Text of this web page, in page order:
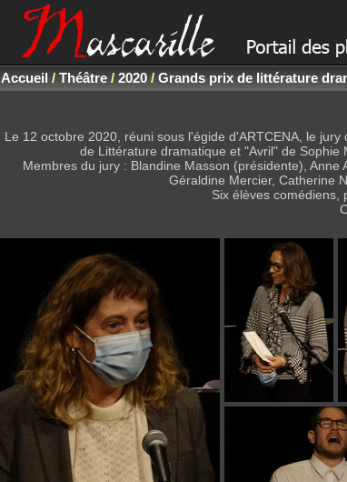
Accueil/ Théâtre/ 2020/ Grands prix de littérature
Le 12 octobre 2020, réuni sous l'égide d'ARTCENA, le
de Littérature dramatique et "Avril" de
Membres du jury : Blandine Masson (présidente),
Géraldine Mercier, Catherine
Six élèves comédiens,